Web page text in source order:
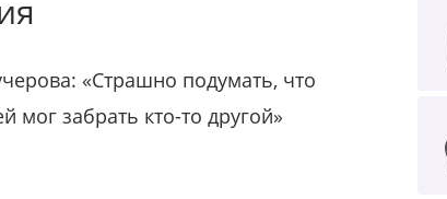
«Страшно подумать, что
мог забрать кто-то другой»